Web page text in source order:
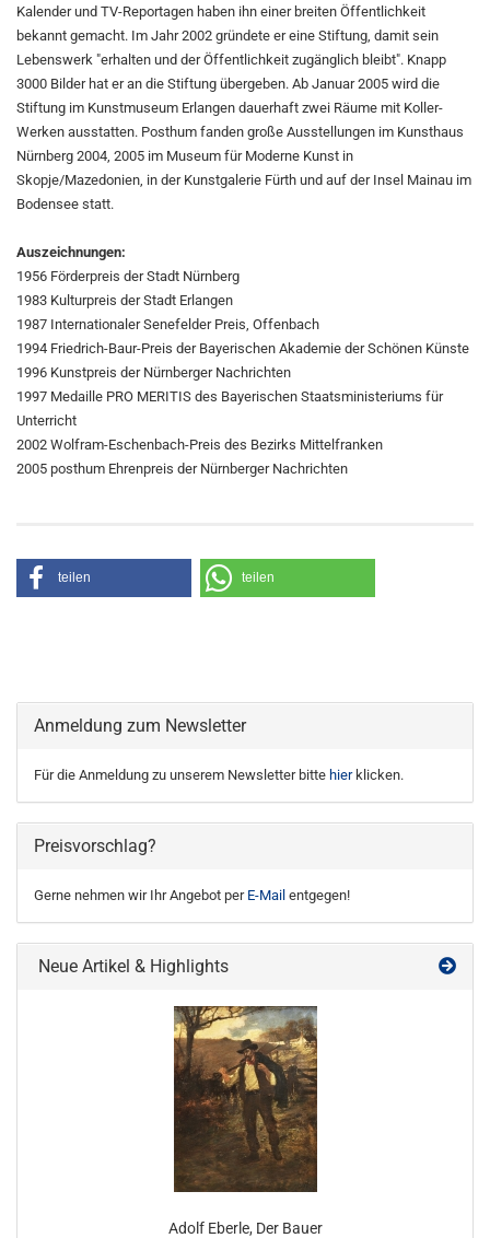
Kalender und TV-Reportagen haben ihn einer breiten Öffentlichkeit
bekannt gemacht. Im Jahr 2002 gründete er eine Stiftung, damit sein
Lebenswerk "erhalten und der Öffentlichkeit zugänglich bleibt". Knapp
3000 Bilder hat er an die Stiftung übergeben. Ab Januar 2005 wird die
Stiftung im Kunstmuseum Erlangen dauerhaft zwei Räume mit Koller-
Werken ausstatten. Posthum fanden große Ausstellungen im Kunsthaus
Nürnberg 2004, 2005 im Museum für Moderne Kunst in
Skopje/Mazedonien, in der Kunstgalerie Fürth und auf der Insel Mainau im
Bodensee statt.
Auszeichnungen:
1956 Förderpreis der Stadt Nürnberg
1983 Kulturpreis der Stadt Erlangen
1987 Internationaler Senefelder Preis, Offenbach
1994 Friedrich-Baur-Preis der Bayerischen Akademie der Schönen Künste
1996 Kunstpreis der Nürnberger Nachrichten
1997 Medaille PRO MERITIS des Bayerischen Staatsministeriums für
Unterricht
2002 Wolfram-Eschenbach-Preis des Bezirks Mittelfranken
2005 posthum Ehrenpreis der Nürnberger Nachrichten
teilen teilen
Anmeldung zum Newsletter
Für die Anmeldung zu unserem Newsletter bitte hierklicken.
Preisvorschlag?
Gerne nehmen wir Ihr Angebot per E-Mail entgegen!
Neue Artikel & Highlights
Adolf Eberle, Der Bauer